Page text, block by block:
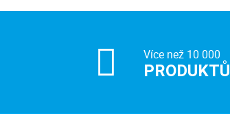
Více než 10 000
PRODUKTŮ